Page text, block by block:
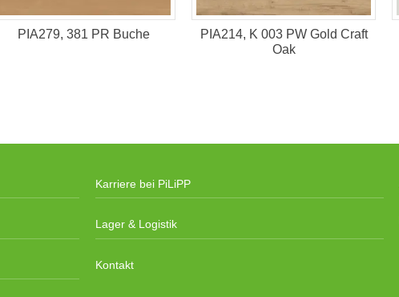
PIA279, 381 PR Buche
PIA214, K 003 PW Gold Craft
Oak
Karriere bei PiLiPP
Lager & Logistik
Kontakt